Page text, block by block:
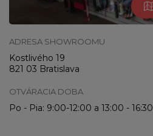
ADRESA SHOWROOMU
Kostlivého 19
821 03 Bratislava
OTVÁRACIA DOBA
Po - Pia: 9:00-12:00 a 13:00 - 16:30